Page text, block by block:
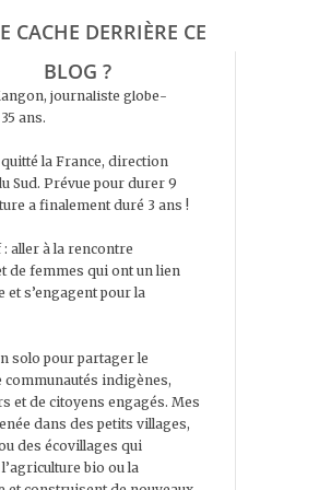
CACHE DERRIÈRE CE
BLOG ?
journaliste globe-
ans.
quitté la France, direction
Sud. Prévue pour durer 9
a finalement duré 3 ans !
aller à la rencontre
de femmes qui ont un lien
et s’engagent pour la
solo pour partager le
communautés indigènes,
et de citoyens engagés. Mes
dans des petits villages,
des écovillages qui
bio ou la